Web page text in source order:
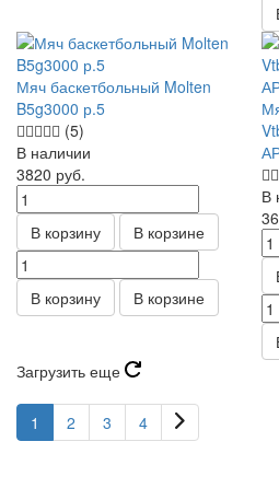
Мяч баскетбольный Molten
B5g3000 р.5
(5)
В наличии
3820 руб.
В корзину В корзине
В корзину В корзине
В
Загрузить еще
1 2 3 4